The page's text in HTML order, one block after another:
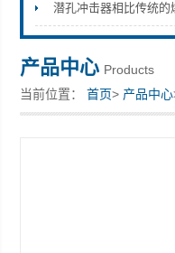
潜孔冲击器相比传统的
产品中心 Products
当前位置：首页> 产品中心
孔冲击器